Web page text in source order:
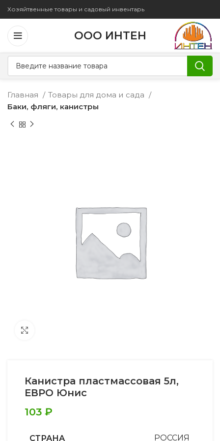
Хозяйтвенные товары и садовый инвентарь
ООО ИНТЕН
Главная
Товары для дома и сада
Баки, фляги, канистры
Канистра пластмассовая 5л,
ЕВРО Юнис
103 ₽
СТРАНА РОССИЯ